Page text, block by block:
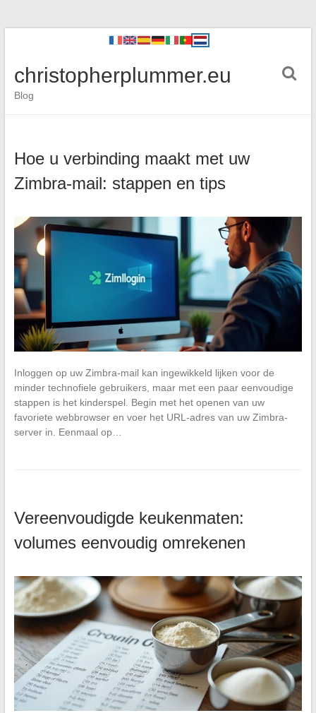
christopherplummer.eu
Blog
Hoe u verbinding maakt met uw
Zimbra-mail: stappen en tips
Inloggen op uw Zimbra-mail kan ingewikkeld lijken voor de
minder technofiele gebruikers, maar met een paar eenvoudige
stappen is het kinderspel. Begin met het openen van uw
favoriete webbrowser en voer het URL-adres van uw Zimbra-
server in. Eenmaal op…
Vereenvoudigde keukenmaten:
volumes eenvoudig omrekenen